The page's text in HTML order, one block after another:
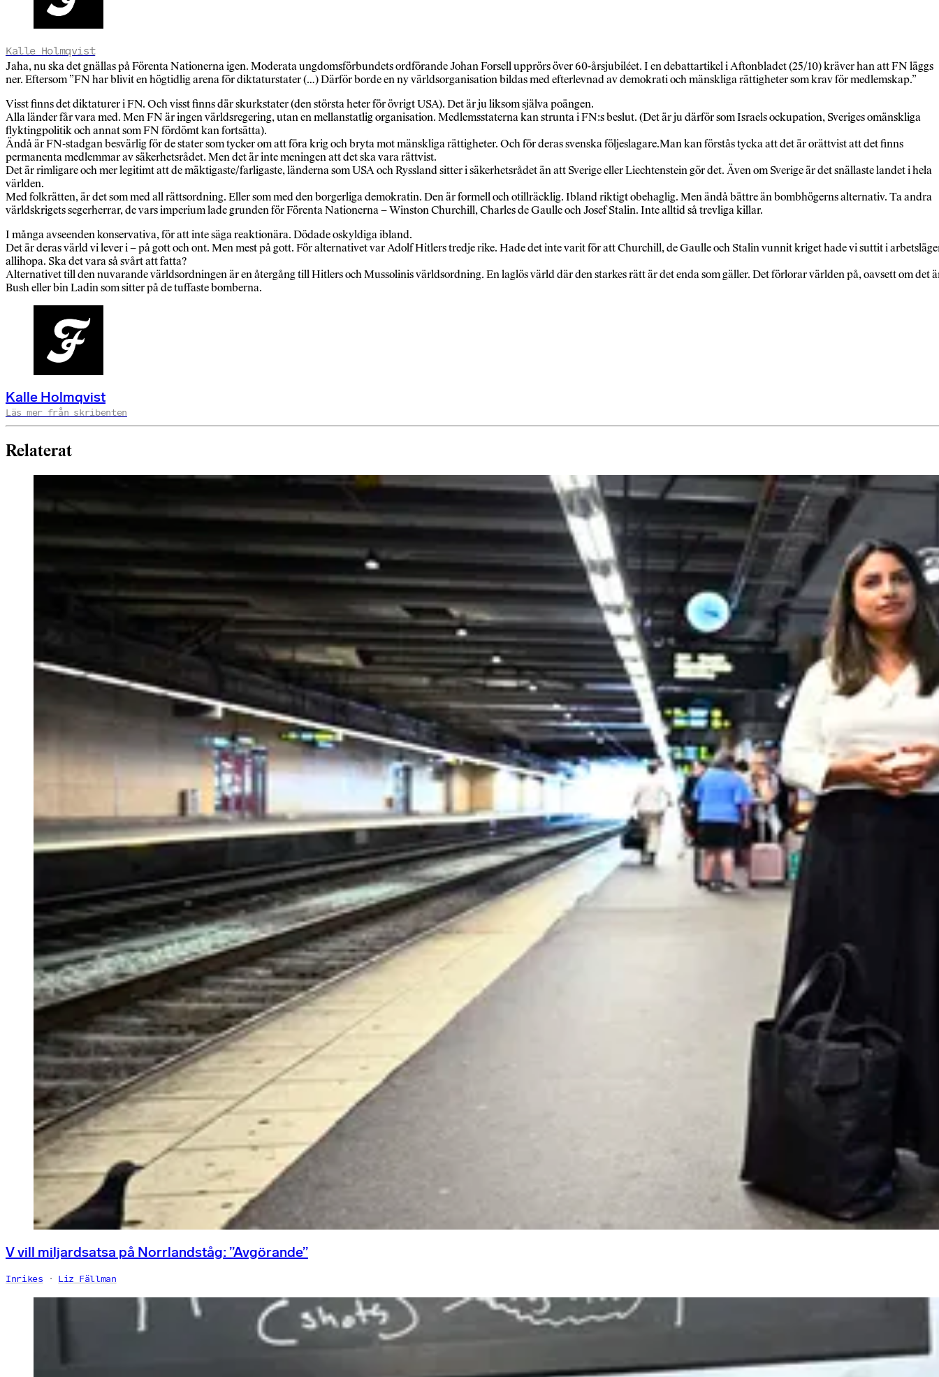
Kalle Holmqvist
Jaha, nu ska det gnällas på Förenta Nationerna igen. Moderata ungdomsförbundets ordförande Johan Forsell upprörs över 60-årsjubiléet. I en debattartikel i Aftonbladet (25/10) kräver han att FN läggs
ner. Eftersom ”FN har blivit en högtidlig arena för diktaturstater (…) Därför borde en ny världsorganisation bildas med efterlevnad av demokrati och mänskliga rättigheter som krav för medlemskap.”
Visst finns det diktaturer i FN. Och visst finns där skurkstater (den största heter för övrigt USA). Det är ju liksom själva poängen.
Alla länder får vara med. Men FN är ingen världsregering, utan en mellanstatlig organisation. Medlemsstaterna kan strunta i FN:s beslut. (Det är ju därför som Israels ockupation, Sveriges omänskliga
flyktingpolitik och annat som FN fördömt kan fortsätta).
Ändå är FN-stadgan besvärlig för de stater som tycker om att föra krig och bryta mot mänskliga rättigheter. Och för deras svenska följeslagare.Man kan förstås tycka att det är orättvist att det finns
permanenta medlemmar av säkerhetsrådet. Men det är inte meningen att det ska vara rättvist.
Det är rimligare och mer legitimt att de mäktigaste/farligaste, länderna som USA och Ryssland sitter i säkerhetsrådet än att Sverige eller Liechtenstein gör det. Även om Sverige är det snällaste landet i hela
världen.
Med folkrätten, är det som med all rättsordning. Eller som med den borgerliga demokratin. Den är formell och otillräcklig. Ibland riktigt obehaglig. Men ändå bättre än bombhögerns alternativ. Ta andra
världskrigets segerherrar, de vars imperium lade grunden för Förenta Nationerna – Winston Churchill, Charles de Gaulle och Josef Stalin. Inte alltid så trevliga killar.
I många avseenden konservativa, för att inte säga reaktionära. Dödade oskyldiga ibland.
Det är deras värld vi lever i – på gott och ont. Men mest på gott. För alternativet var Adolf Hitlers tredje rike. Hade det inte varit för att Churchill, de Gaulle och Stalin vunnit kriget hade vi suttit i
allihopa. Ska det vara så svårt att fatta?
Alternativet till den nuvarande världsordningen är en återgång till Hitlers och Mussolinis världsordning. En laglös värld där den starkes rätt är det enda som gäller. Det förlorar världen på, oavsett om det
Bush eller bin Ladin som sitter på de tuffaste bomberna.
Kalle Holmqvist
Läs mer från skribenten
Relaterat
V vill miljardsatsa på Norrlandståg: ”Avgörande”
Inrikes Liz Fällman